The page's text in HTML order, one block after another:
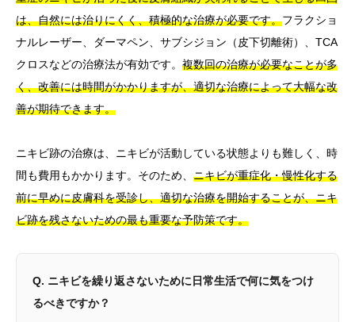
は、自然には治りにくく、積極的な治療が必要です。フラクショ
ナルレーザー、ダーマペン、サブシジョン（皮下切離術）、TCA
クロスなどの治療法が有効です。 複数回の治療が必要なことが多
く、改善には時間がかかりますが、適切な治療によって大幅な改
善が期待できます。
ニキビ跡の治療は、ニキビが活動している状態よりも難しく、時
間も費用もかかります。そのため、 ニキビが重症化・慢性化する
前に早めに皮膚科を受診し、適切な治療を開始することが、ニキ
ビ跡を残さないための最も重要な予防策です。
Q. ニキビを繰り返さないために日常生活で何に気をつけ
るべきですか？